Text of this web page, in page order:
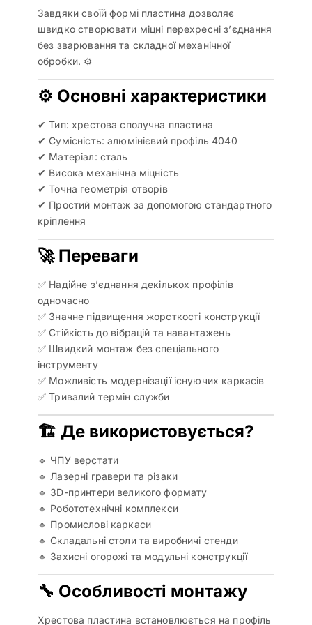
Завдяки своїй формі пластина дозволяє
швидко створювати міцні перехресні з’єднання
без зварювання та складної механічної
обробки. ⚙️
⚙️ Основні характеристики
✔ Тип: хрестова сполучна пластина
✔ Сумісність: алюмінієвий профіль 4040
✔ Матеріал: сталь
✔ Висока механічна міцність
✔ Точна геометрія отворів
✔ Простий монтаж за допомогою стандартного
кріплення
🚀 Переваги
✅ Надійне з’єднання декількох профілів
одночасно
✅ Значне підвищення жорсткості конструкції
✅ Стійкість до вібрацій та навантажень
✅ Швидкий монтаж без спеціального
інструменту
✅ Можливість модернізації існуючих каркасів
✅ Тривалий термін служби
🏗 Де використовується?
🔹 ЧПУ верстати
🔹 Лазерні гравери та різаки
🔹 3D-принтери великого формату
🔹 Робототехнічні комплекси
🔹 Промислові каркаси
🔹 Складальні столи та виробничі стенди
🔹 Захисні огорожі та модульні конструкції
🔧 Особливості монтажу
Хрестова пластина встановлюється на профіль